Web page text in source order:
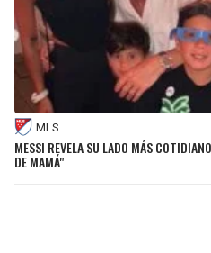
MLS
MESSI REVELA SU LADO MÁS
DE MAMÁ"